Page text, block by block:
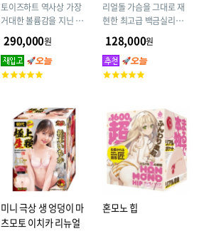
토이즈하트 역사상 가장
거대한 볼륨감을 지닌 대
형 오나홀! 커다란 엉덩이
의 누나와 H를 좋아하시
나요? 무게 10kg 엉덩이
둘레 95cm 누딩이
290,000원
고
리얼돌 가슴을 그대로 재
현한 최고급 백금실리콘
제품! 오나홀 유저들에게
검증받은 제품으로서, 저
가 TPE 제품과는 전혀 다
릅니다
128,000원
고
점
미니 극상 생 엉덩이 마
츠모토 이치카 리뉴얼
혼모노 힙